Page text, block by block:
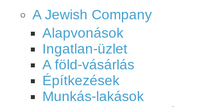
A Jewish Company
Alapvonások
Ingatlan-üzlet
A föld-vásárlás
Építkezések
Munkás-lakások